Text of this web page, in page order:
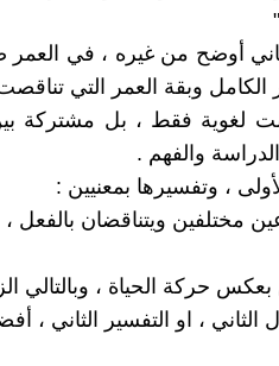
أوضح من غيره ، في العمر
الكامل وبقة العمر التي
لغوية فقط ، بل مشتركة
والفهم .
، وتفسيرها بمعنيين :
الثاني ، او التفسير الثاني ،